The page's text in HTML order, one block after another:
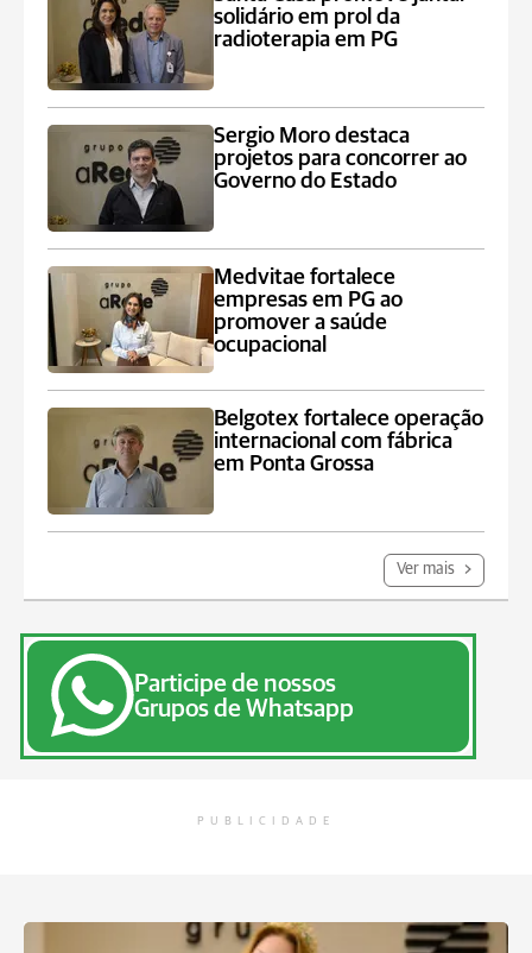
solidário em prol da
radioterapia em PG
Sergio Moro destaca
projetos para concorrer ao
Governo do Estado
Medvitae fortalece
empresas em PG ao
promover a saúde
ocupacional
Belgotex fortalece operação
internacional com fábrica
em Ponta Grossa
Ver mais
Participe de nossos
Grupos de Whatsapp
PUBLICIDADE